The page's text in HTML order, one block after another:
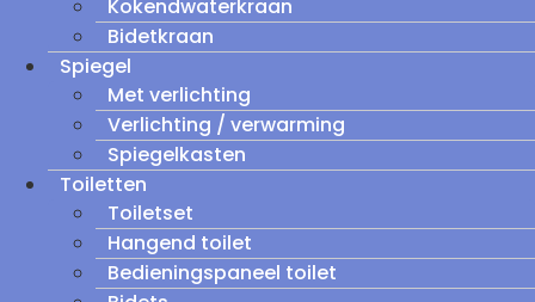
Kokendwaterkraan
Bidetkraan
Spiegel
Met verlichting
Verlichting / verwarming
Spiegelkasten
Toiletten
Toiletset
Hangend toilet
Bedieningspaneel toilet